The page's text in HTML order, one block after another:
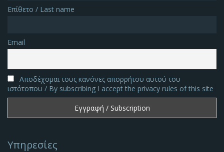
Επίθετο / Last name
Email
Αποδέχομαι τους κανόνες απορρήτου αυτού του
ιστότοπου / By subscribing I accept the privacy rules of this site
Υπηρεσίες